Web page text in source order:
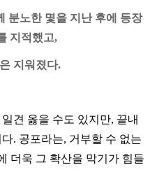
분노한 몇을 지난 후에 등장
지적했고,
지워졌다.
견 옳을 수도 있지만, 끝내
. 공포라는, 거부할 수 없는
더욱 그 확산을 막기가 힘들